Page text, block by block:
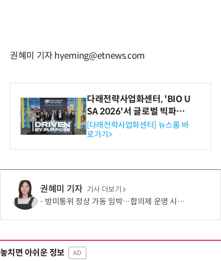
권혜미 기자 hyeming@etnews.com
다래전략사업화센터, 'BIO U
SA 2026'서 글로벌 빅파마
와의 비즈니스 미팅 지원…K
-바이오 해외 진출 교두보 확
보
[다래전략사업화센터] 뉴스룸 바
로가기>
권혜미 기자 기사 더보기
방미통위 정상 가동 임박…합의제 운영 시험대
놓치면 아쉬운 정보 AD